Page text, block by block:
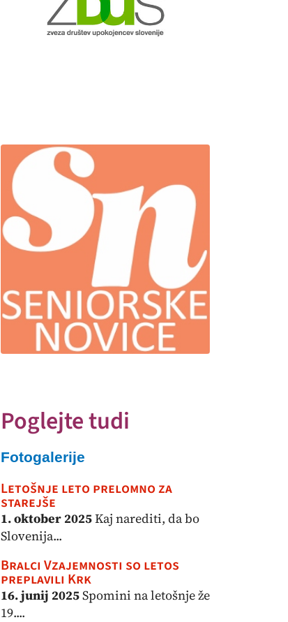
Poglejte tudi
Fotogalerije
Letošnje leto prelomno za
starejše
1. oktober 2025Kaj narediti, da bo
Slovenija...
Bralci Vzajemnosti so letos
preplavili Krk
16. junij 2025Spomini na letošnje že
19....